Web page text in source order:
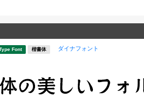
Font 楷書体 ダイナフォント